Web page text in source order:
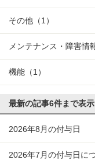
その他 （1）
メンテナンス・障害情
機能 （1）
最新の記事6件まで表示
2026年8月の付与日
2026年7月の付与日に